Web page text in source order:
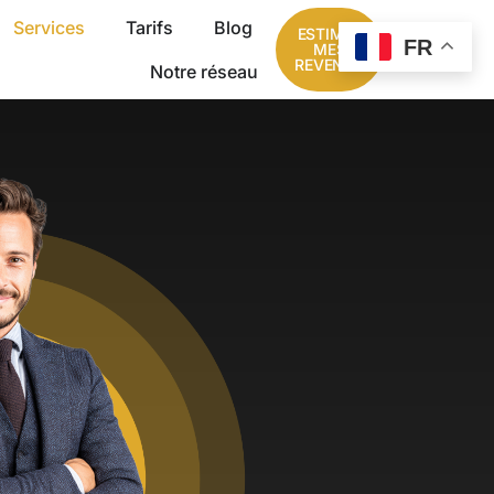
Services Tarifs
Blog
Notre réseau
ESTIMER
MES
REVENUS
FR